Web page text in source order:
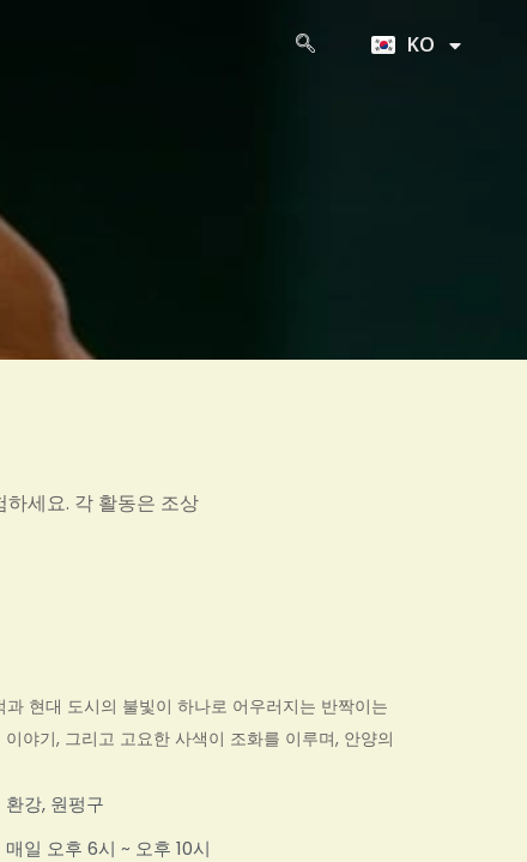
KO
JA
세요. 각 활동은 조상
현대 도시의 불빛이 하나로 어우러지는 반짝이는
야기, 그리고 고요한 사색이 조화를 이루며, 안양의
환강, 원펑구
매일 오후 6시 ~ 오후 10시